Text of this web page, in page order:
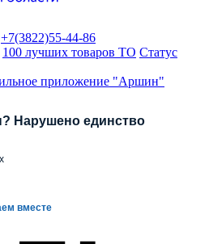
+7(3822)55-44-86
100 лучших товаров ТО Статус
приложение "Аршин"
Нарушено единство
вместе